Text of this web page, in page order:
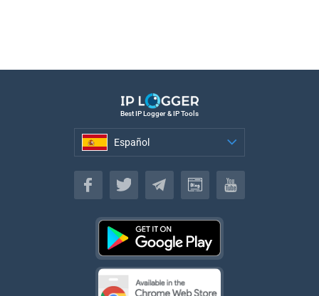
Best IP Logger & IP Tools
Español
Español